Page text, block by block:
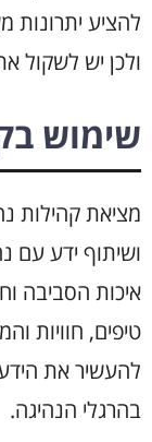
להציע יתרונות
ולכן יש לשקול
שימוש
מציאת קהילות
ושיתוף ידע עם
איכות הסביבה
טיפים, חוויות
להעשיר את
בהרגלי הנהיגה.